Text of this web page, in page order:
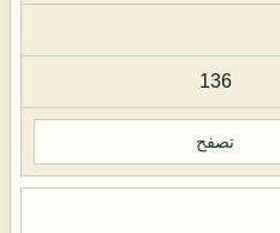
136
تصفح